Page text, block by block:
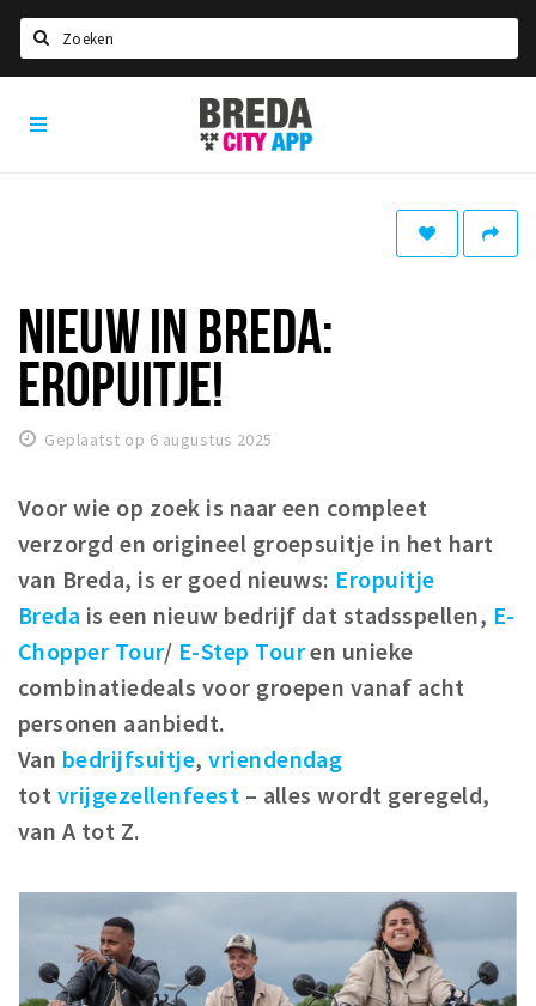
Home
Eten
Drinken
Slapen
Winkelgebieden
Parkeren
Bezienswaardigheden
Uitjes & activiteiten
Toeristische routes
Natuurgebieden
Sport
Privacy
Breda
City
App
NIEUW IN BREDA:
EROPUITJE!
Geplaatst op 6 augustus 2025
Voor wie op zoek is naar een compleet
verzorgd en origineel groepsuitje in het hart
van Breda, is er goed nieuws: Eropuitje
Breda is een nieuw bedrijf dat stadsspellen, E-
Chopper Tour/ E-Step Touren unieke
combinatiedeals voor groepen vanaf acht
personen aanbiedt.
Van bedrijfsuitje,vriendendag
tot vrijgezellenfeest – alles wordt geregeld,
van A tot Z.